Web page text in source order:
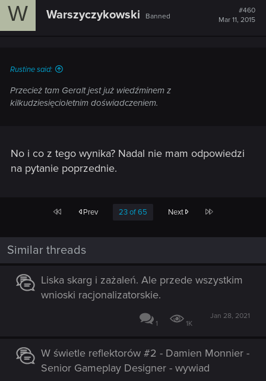
W Warszyczykowski Banned
#460
Mar 11, 2015
Rustine said:
Przecież tam Geralt jest już wiedźminem z
kilkudziesięcioletnim doświadczeniem.
No i co z tego wynika? Nadal nie mam odpowiedzi
na pytanie poprzednie.
First Prev 23 of 65 Next Last
Similar threads
Liska skarg i zażaleń. Ale przede wszystkim
wnioski racjonalizatorskie.
1 1K
Jan 28, 2021
W świetle reflektorów #2 - Damien Monnier -
Senior Gameplay Designer - wywiad